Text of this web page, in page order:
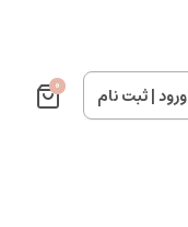
ورود|ثبت نام 0